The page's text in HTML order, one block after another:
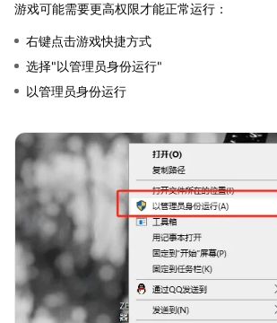
游戏可能需要更高权限才能正常运行：
右键点击游戏快捷方式
选择"以管理员身份运行"
以管理员身份运行